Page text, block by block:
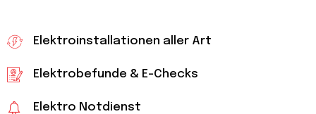
Elektroinstallationen aller Art
Elektrobefunde & E-Checks
Elektro Notdienst